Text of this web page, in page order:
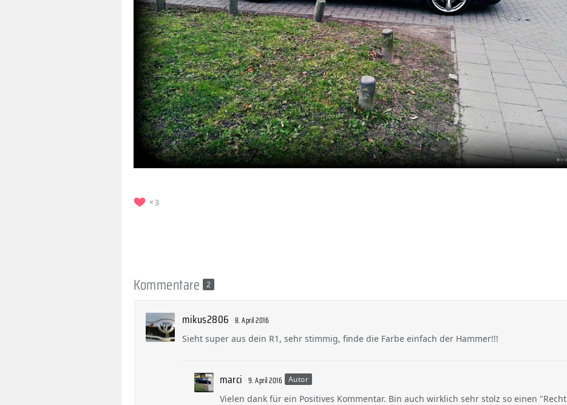
3
Kommentare 2
mikus2806 8. April 2016
Sieht super aus dein R1, sehr stimmig, finde die Farbe einfach der Hammer!!!
marci 9. April 2016 Autor
Vielen dank für ein Positives Kommentar. Bin auch wirklich sehr stolz so einen "Recht